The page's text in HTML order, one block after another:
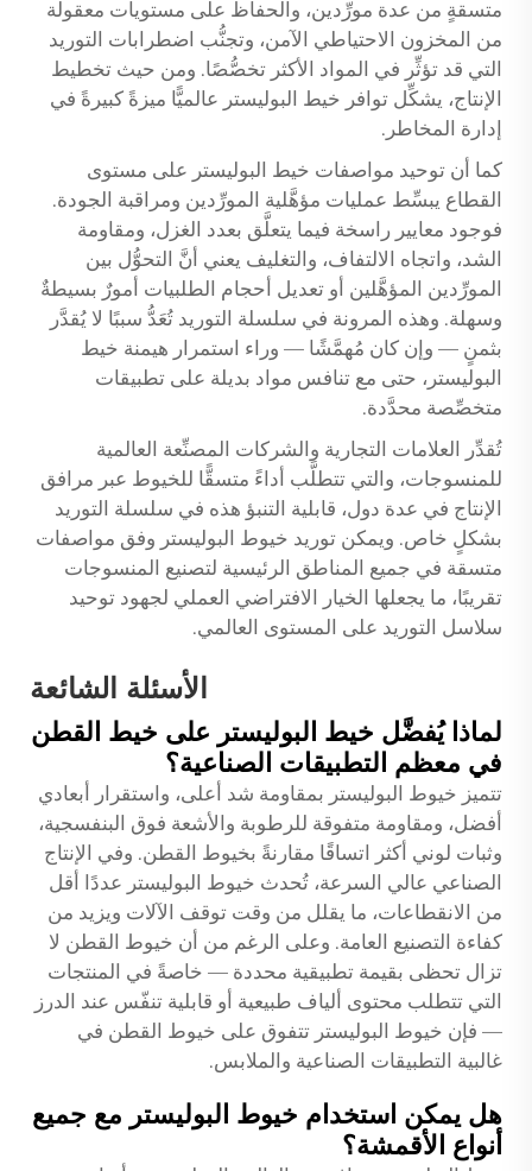
متسقةٍ من عدة مورِّدين، والحفاظ على مستويات معقولة
من المخزون الاحتياطي الآمن، وتجنُّب اضطرابات التوريد
التي قد تؤثِّر في المواد الأكثر تخصُّصًا. ومن حيث تخطيط
الإنتاج، يشكِّل توافر خيط البوليستر عالميًّا ميزةً كبيرةً في
إدارة المخاطر.
كما أن توحيد مواصفات خيط البوليستر على مستوى
القطاع يبسِّط عمليات مؤهَّلية المورِّدين ومراقبة الجودة.
فوجود معايير راسخة فيما يتعلَّق بعدد الغزل، ومقاومة
الشد، واتجاه الالتفاف، والتغليف يعني أنَّ التحوُّل بين
المورِّدين المؤهَّلين أو تعديل أحجام الطلبيات أمورٌ بسيطةٌ
وسهلة. وهذه المرونة في سلسلة التوريد تُعَدُّ سببًا لا يُقدَّر
بثمنٍ — وإن كان مُهمَّشًا — وراء استمرار هيمنة خيط
البوليستر، حتى مع تنافس مواد بديلة على تطبيقات
متخصِّصة محدَّدة.
تُقدِّر العلامات التجارية والشركات المصنِّعة العالمية
للمنسوجات، والتي تتطلَّب أداءً متسقًّا للخيوط عبر مرافق
الإنتاج في عدة دول، قابلية التنبؤ هذه في سلسلة التوريد
بشكلٍ خاص. ويمكن توريد خيوط البوليستر وفق مواصفات
متسقة في جميع المناطق الرئيسية لتصنيع المنسوجات
تقريبًا، ما يجعلها الخيار الافتراضي العملي لجهود توحيد
سلاسل التوريد على المستوى العالمي.
الأسئلة الشائعة
لماذا يُفضَّل خيط البوليستر على خيط القطن
في معظم التطبيقات الصناعية؟
تتميز خيوط البوليستر بمقاومة شد أعلى، واستقرار أبعادي
أفضل، ومقاومة متفوقة للرطوبة والأشعة فوق البنفسجية،
وثبات لوني أكثر اتساقًا مقارنةً بخيوط القطن. وفي الإنتاج
الصناعي عالي السرعة، تُحدث خيوط البوليستر عددًا أقل
من الانقطاعات، ما يقلل من وقت توقف الآلات ويزيد من
كفاءة التصنيع العامة. وعلى الرغم من أن خيوط القطن لا
تزال تحظى بقيمة تطبيقية محددة — خاصةً في المنتجات
التي تتطلب محتوى ألياف طبيعية أو قابلية تنفّس عند الدرز
— فإن خيوط البوليستر تتفوق على خيوط القطن في
غالبية التطبيقات الصناعية والملابس.
هل يمكن استخدام خيوط البوليستر مع جميع
أنواع الأقمشة؟